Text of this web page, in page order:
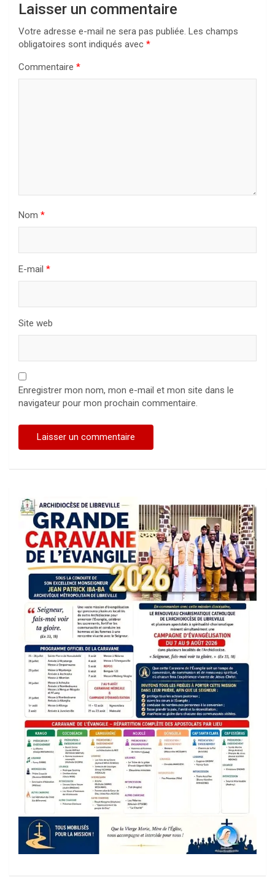
Laisser un commentaire
Votre adresse e-mail ne sera pas publiée. Les champs
obligatoires sont indiqués avec *
Commentaire *
Nom *
E-mail *
Site web
Enregistrer mon nom, mon e-mail et mon site dans le
navigateur pour mon prochain commentaire.